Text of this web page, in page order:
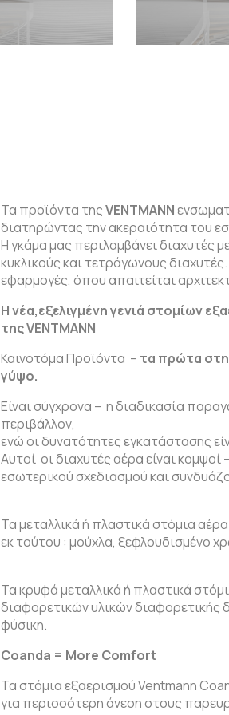
Τα προϊόντα τηςVENTMANN
διατηρώντας την ακεραιότητα του
Η γκάμα μας περιλαμβάνει διαχυτές
κυκλικούς και τετράγωνους
εφαρμογές, όπου απαιτείται
Η νέα,εξελιγμένη γενιά στομίων
της VENTMANN
Καινοτόμα Προϊόντα – τα πρώτα
γύψο.
Είναι σύγχρονα – η διαδικασία
περιβάλλον,
ενώ οι δυνατότητες εγκατάστασης
Αυτοί οι διαχυτές αέρα είναι
εσωτερικού σχεδιασμού και
Τα μεταλλικά ή πλαστικά στόμια
εκ τούτου : μούχλα, ξεφλουδισμένο
Τα κρυφά μεταλλικά ή πλαστικά
διαφορετικών υλικών διαφορετικής
φύσικη.
Coanda = More Comfort
Τα στόμια εξαερισμού Ventmann
για περισσότερη άνεση στους